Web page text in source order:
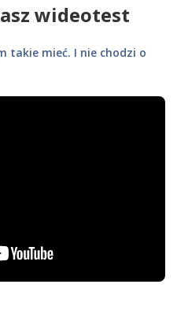
wideotest
takie mieć. I nie chodzi o